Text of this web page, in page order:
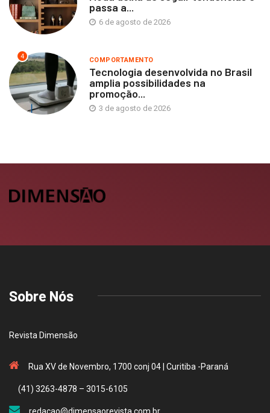
passa a...
6 de agosto de 2026
4 COMPORTAMENTO
Tecnologia desenvolvida no Brasil
amplia possibilidades na
promoção...
3 de agosto de 2026
Sobre Nós
Revista Dimensão
Rua XV de Novembro, 1700 conj 04 | Curitiba -Paraná
(41) 3263-4878 – 3015-6105
redacao@dimensaorevista.com.br